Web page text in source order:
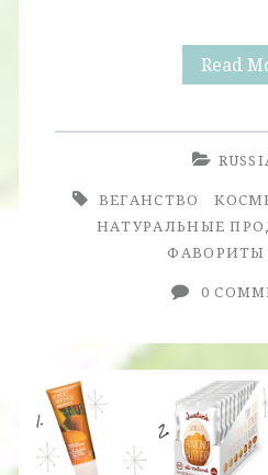
Read
ВЕГАНСТВО
НАТУРАЛЬНЫЕ
ФАВОРИТЫ
0